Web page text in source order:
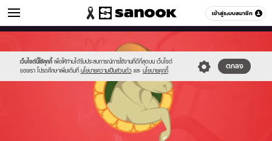
เข้าสู่ระบบสมาชิก
ดูดวง หมวดอื่นๆ
เว็บไซต์นี้ใช้คุกกี้ เพื่อให้ท่านได้รับประสบการณ์การใช้งานที่ดีที่สุดบน เว็บไซต์
ของเรา โปรดศึกษาเพิ่มเติมที่ นโยบายความเป็นส่วนตัว และ นโยบายคุกกี้
ตกลง
new-
sanook.png